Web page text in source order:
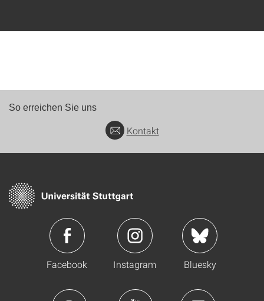
So erreichen Sie uns
Kontakt
Facebook Instagram Bluesky